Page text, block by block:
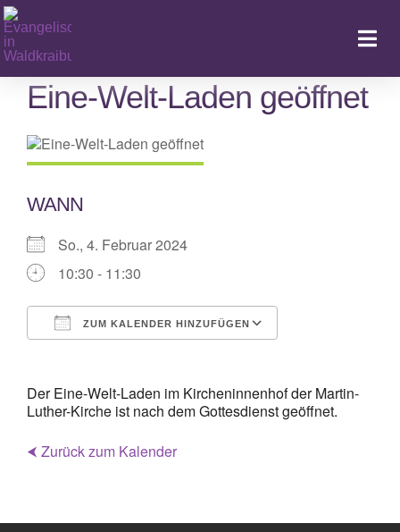
Zum
Inhalt
springen
Eine-Welt-Laden geöffnet
WANN
So., 4. Februar 2024
10:30 - 11:30
ZUM KALENDER HINZUFÜGEN
Der Eine-Welt-Laden im Kircheninnenhof der Martin-
Luther-Kirche ist nach dem Gottesdienst geöffnet.
⮜ Zurück zum Kalender